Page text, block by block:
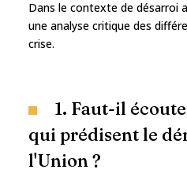
Dans le contexte de désarroi
une analyse critique des
crise.
1. Faut-il
qui prédisent le
l'Union ?